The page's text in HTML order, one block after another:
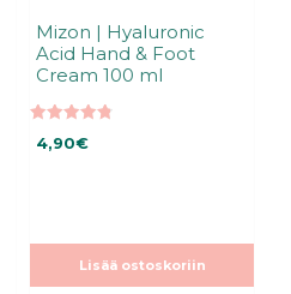
Mizon | Hyaluronic
Acid Hand & Foot
Cream 100 ml
5:stä
4,90€
Lisää ostoskoriin